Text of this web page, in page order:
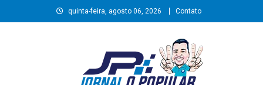
to
quinta-feira, agosto 06, 2026 Contato